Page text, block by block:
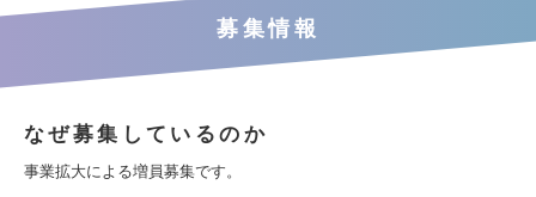
募集情報
なぜ募集しているのか
事業拡大による増員募集です。